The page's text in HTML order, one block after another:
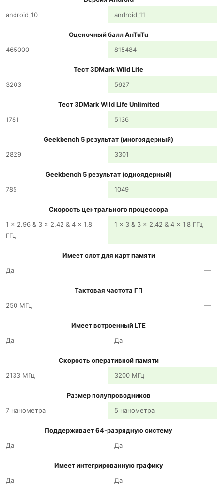
android_10
android_11
Оценочный балл AnTuTu
465000
815484
Тест 3DMark Wild Life
3203
5627
Тест 3DMark Wild Life Unlimited
1781
5136
Geekbench 5 результат (многоядерный)
2829
3301
Geekbench 5 результат (одноядерный)
785
1049
Скорость центрального процессора
1 x 2.96 & 3 x 2.42 & 4 x 1.8
ГГц
1 x 3 & 3 x 2.42 & 4 x 1.8 ГГц
Имеет слот для карт памяти
Да
—
Тактовая частота ГП
250 МГц
—
Имеет встроенный LTE
Да
Да
Скорость оперативной памяти
2133 МГц
3200 МГц
Размер полупроводников
7 нанометра
5 нанометра
Поддерживает 64-разрядную систему
Да
Да
Имеет интегрированную графику
Да
Да